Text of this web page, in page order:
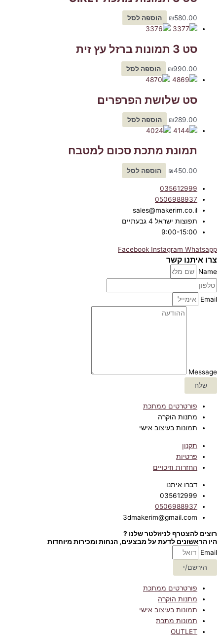
₪580.00 הוספה לסל
סט 3 תמונות ברזל עץ זית
₪990.00 הוספה לסל
סט שלושת הפרפרים
₪289.00 הוספה לסל
תמונת מתכת סכום למטבח
₪450.00 הוספה לסל
035612999
0506988937
sales@makerim.co.il
תפוצות ישראל 4 גבעתיים
9:00-15:00
Facebook Instagram Whatsapp
צרו איתנו קשר
Name
Email
Message
שלח
פורטרטים ממתכת
מתנות הוקרה
תמונות בעיצוב אישי
תקנון
פרטיות
החזרות וזיכויים
דברו איתנו
035612999
0506988937
3dmakerim@gmail.com
רוצים להצטרף לניוזלטר שלנו ?
היו הראשונים לדעת על מבצעים, הנחות ומכירות מיוחדות
Email
הירשם/י
פורטרטים ממתכת
מתנות הוקרה
תמונות בעיצוב אישי
תמונות מתכת
OUTLET